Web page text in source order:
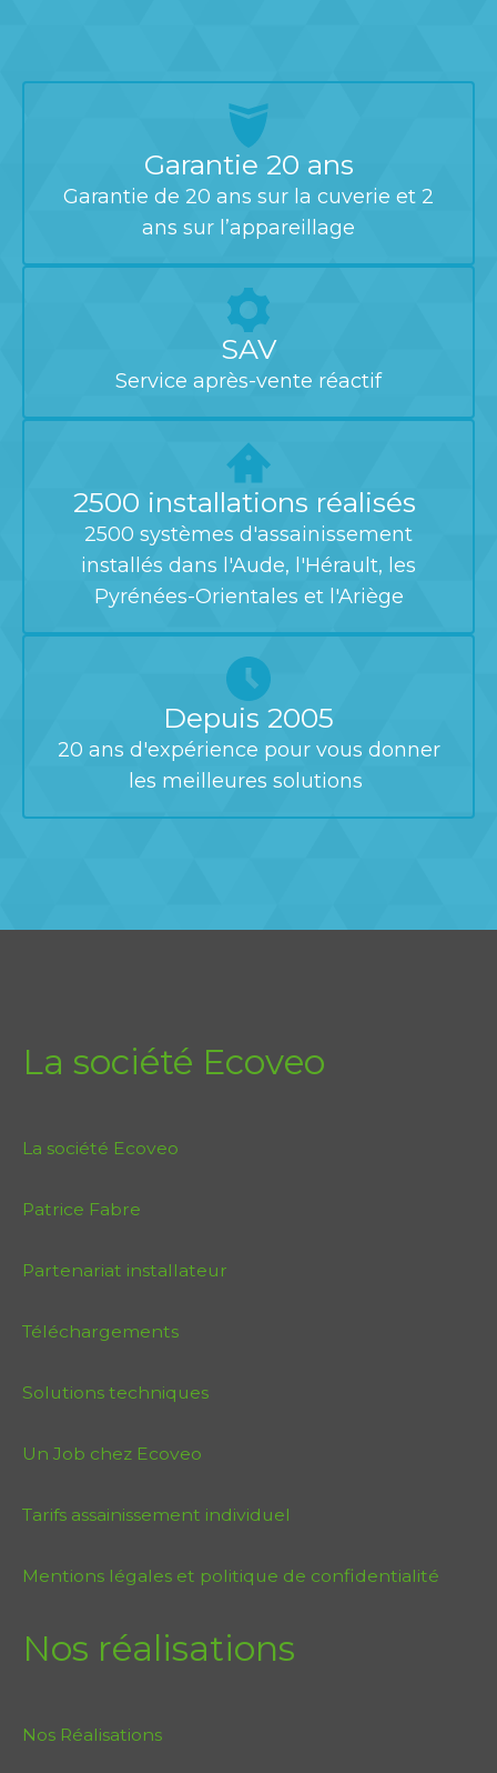
Garantie 20 ans
Garantie de 20 ans sur la cuverie et 2
ans sur l’appareillage
SAV
Service après-vente réactif
2500 installations réalisés
2500 systèmes d'assainissement
installés dans l'Aude, l'Hérault, les
Pyrénées-Orientales et l'Ariège
Depuis 2005
20 ans d'expérience pour vous donner
les meilleures solutions
La société Ecoveo
La société Ecoveo
Patrice Fabre
Partenariat installateur
Téléchargements
Solutions techniques
Un Job chez Ecoveo
Tarifs assainissement individuel
Mentions légales et politique de confidentialité
Nos réalisations
Nos Réalisations